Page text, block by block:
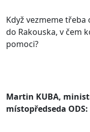
Když vezmeme
do Rakouska, v čem
pomoci?
Martin KUBA,
místopředseda ODS: